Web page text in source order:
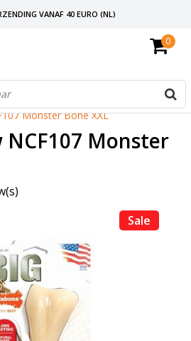
VANAF 40 EURO (NL)
0
Monster Bone XXL
NCF107 Monster
Sale